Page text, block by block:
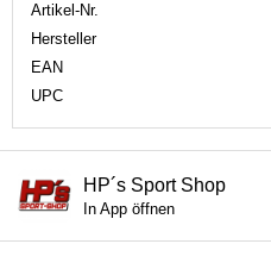
Artikel-Nr.
Hersteller
EAN
UPC
HP´s Sport Shop
In App öffnen